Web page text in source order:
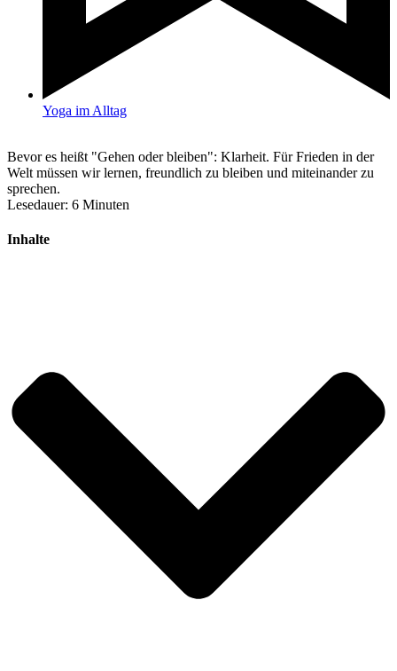
Yoga im Alltag
Bevor es heißt "Gehen oder bleiben": Klarheit. Für Frieden in der
Welt müssen wir lernen, freundlich zu bleiben und miteinander zu
sprechen.
Lesedauer: 6 Minuten
Inhalte